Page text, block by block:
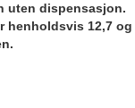
uten dispensasjon.
henholdsvis 12,7 og